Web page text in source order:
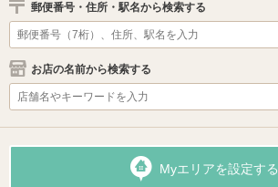
郵便番号・住所・駅名から検索する
お店の名前から検索する
Myエリアを設定する